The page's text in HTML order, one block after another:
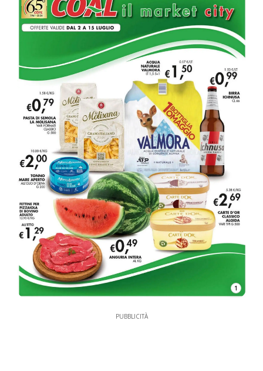
1
PUBBLICITÀ